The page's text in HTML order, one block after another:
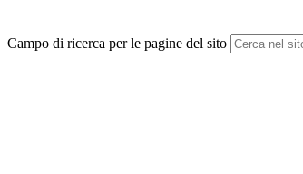
Campo di ricerca per le pagine del sito